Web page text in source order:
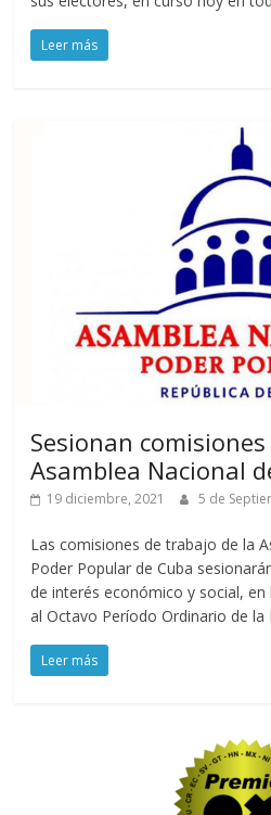
Leer más
Sesionan
Asamblea Nacional
19 diciembre, 2021 5 de
Las comisiones de trabajo de la
Poder Popular de Cuba
de interés económico y social,
al Octavo Período Ordinario de la
Leer más